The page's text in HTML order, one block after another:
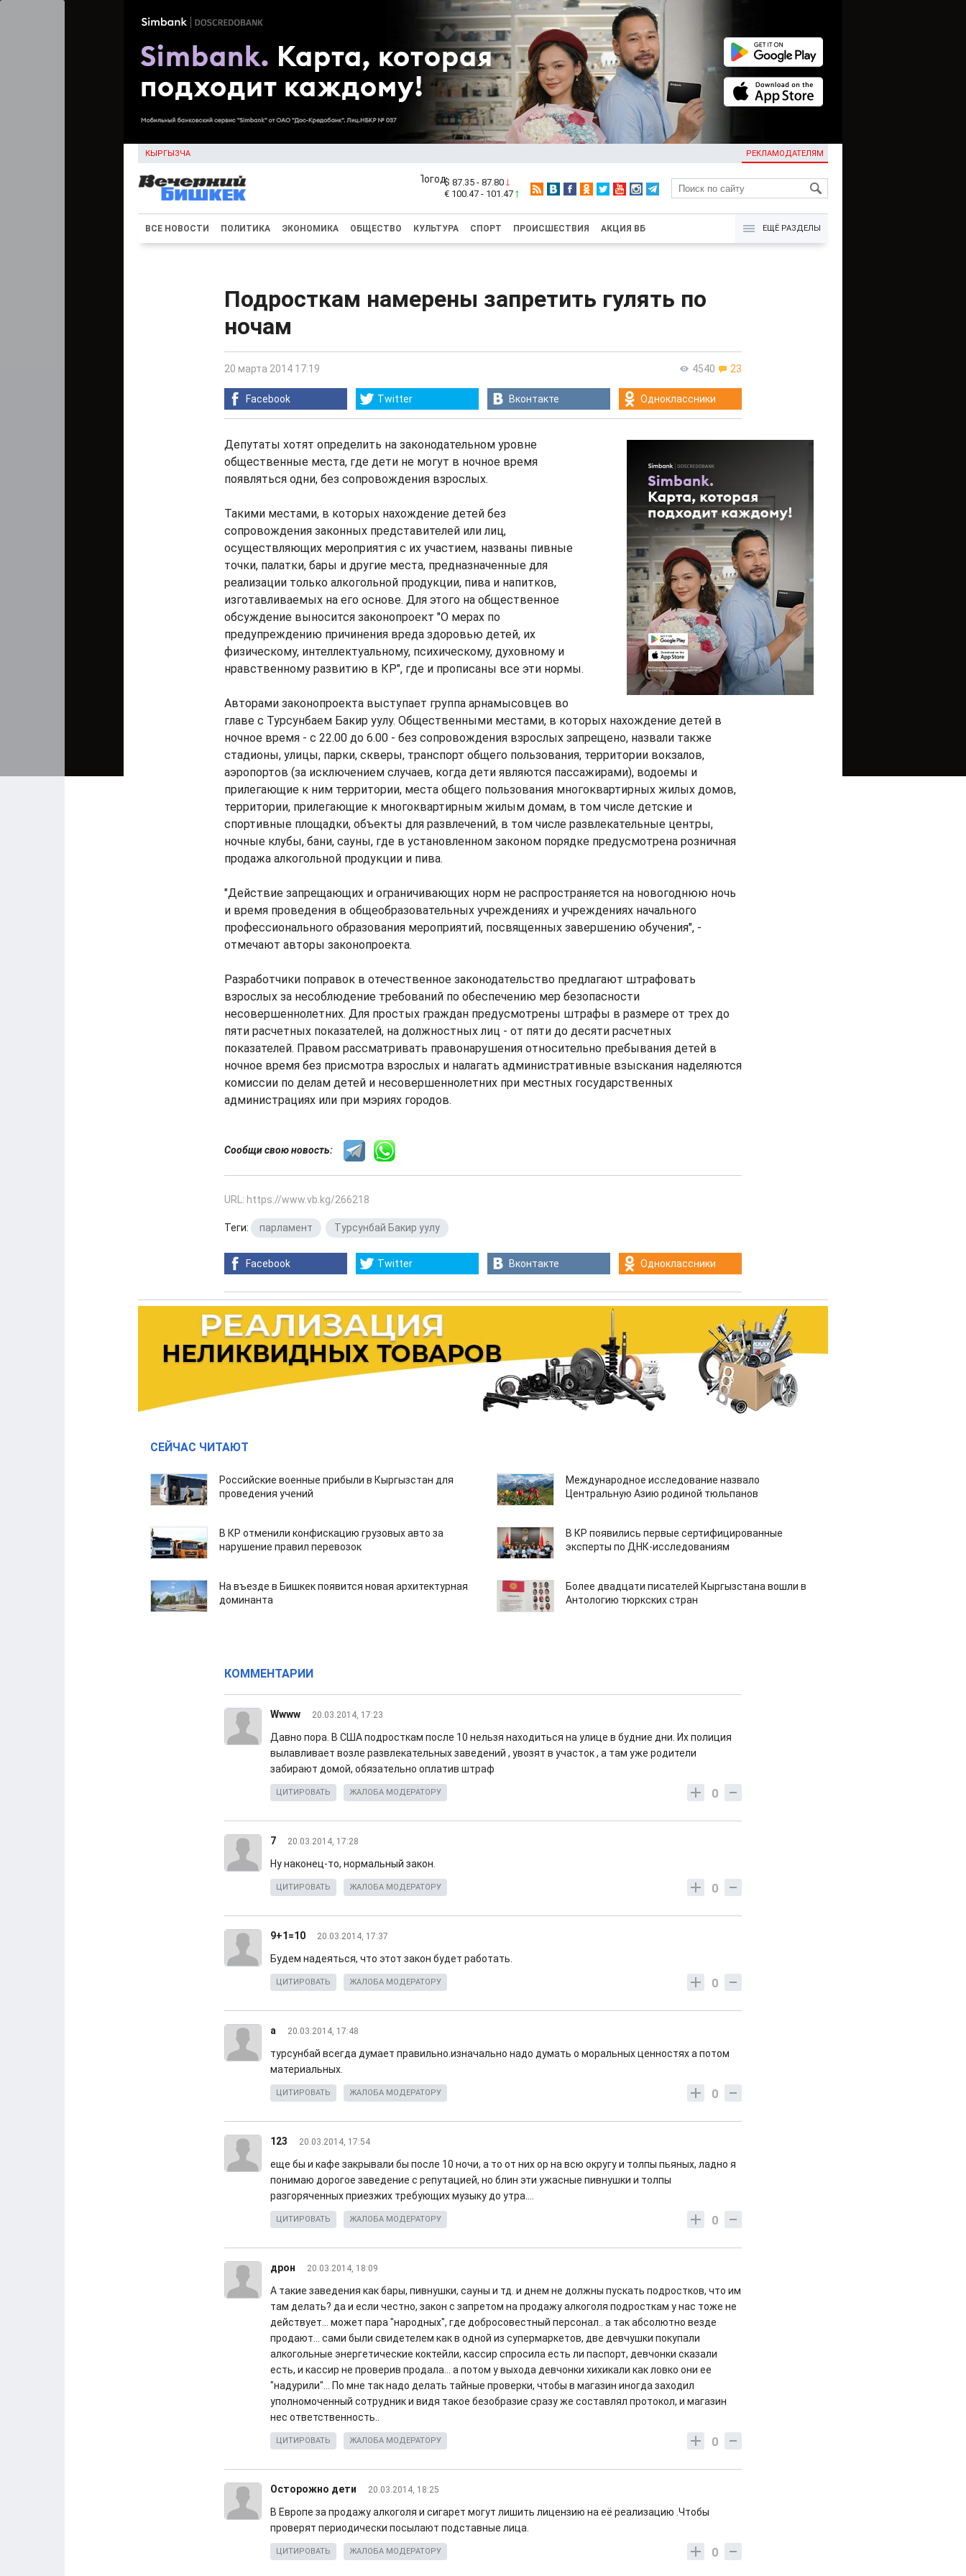
КЫРГЫЗЧА РЕКЛАМОДАТЕЛЯМ
KG
$ 87.35 - 87.80
€ 100.47 - 101.47
ВСЕ НОВОСТИ ПОЛИТИКА ЭКОНОМИКА ОБЩЕСТВО КУЛЬТУРА СПОРТ ПРОИСШЕСТВИЯ АКЦИЯ ВБ ЕЩЁ РАЗДЕЛЫ
Подросткам намерены запретить гулять по
ночам
4540 23
20 марта 2014 17:19
Facebook Twitter Вконтакте Одноклассники
Депутаты хотят определить на законодательном уровне
общественные места, где дети не могут в ночное время
появляться одни, без сопровождения взрослых.
Такими местами, в которых нахождение детей без
сопровождения законных представителей или лиц,
осуществляющих мероприятия с их участием, названы пивные
точки, палатки, бары и другие места, предназначенные для
реализации только алкогольной продукции, пива и напитков,
изготавливаемых на его основе. Для этого на общественное
обсуждение выносится законопроект "О мерах по
предупреждению причинения вреда здоровью детей, их
физическому, интеллектуальному, психическому, духовному и
нравственному развитию в КР", где и прописаны все эти нормы.
Авторами законопроекта выступает группа арнамысовцев во
главе с Турсунбаем Бакир уулу. Общественными местами, в которых нахождение детей в
ночное время - с 22.00 до 6.00 - без сопровождения взрослых запрещено, назвали также
стадионы, улицы, парки, скверы, транспорт общего пользования, территории вокзалов,
аэропортов (за исключением случаев, когда дети являются пассажирами), водоемы и
прилегающие к ним территории, места общего пользования многоквартирных жилых домов,
территории, прилегающие к многоквартирным жилым домам, в том числе детские и
спортивные площадки, объекты для развлечений, в том числе развлекательные центры,
ночные клубы, бани, сауны, где в установленном законом порядке предусмотрена розничная
продажа алкогольной продукции и пива.
"Действие запрещающих и ограничивающих норм не распространяется на новогоднюю ночь
и время проведения в общеобразовательных учреждениях и учреждениях начального
профессионального образования мероприятий, посвященных завершению обучения", -
отмечают авторы законопроекта.
Разработчики поправок в отечественное законодательство предлагают штрафовать
взрослых за несоблюдение требований по обеспечению мер безопасности
несовершеннолетних. Для простых граждан предусмотрены штрафы в размере от трех до
пяти расчетных показателей, на должностных лиц - от пяти до десяти расчетных
показателей. Правом рассматривать правонарушения относительно пребывания детей в
ночное время без присмотра взрослых и налагать административные взыскания наделяются
комиссии по делам детей и несовершеннолетних при местных государственных
администрациях или при мэриях городов.
Сообщи свою новость:
URL: https://www.vb.kg/266218
Теги: парламент Турсунбай Бакир уулу
Facebook Twitter Вконтакте Одноклассники
СЕЙЧАС ЧИТАЮТ
Российские военные прибыли в Кыргызстан для
проведения учений
Международное исследование назвало
Центральную Азию родиной тюльпанов
В КР отменили конфискацию грузовых авто за
нарушение правил перевозок
В КР появились первые сертифицированные
эксперты по ДНК-исследованиям
На въезде в Бишкек появится новая архитектурная
доминанта
Более двадцати писателей Кыргызстана вошли в
Антологию тюркских стран
КОММЕНТАРИИ
Wwww 20.03.2014, 17:23
Давно пора. В США подросткам после 10 нельзя находиться на улице в будние дни. Их полиция
вылавливает возле развлекательных заведений , увозят в участок , а там уже родители
забирают домой, обязательно оплатив штраф
0
ЦИТИРОВАТЬ ЖАЛОБА МОДЕРАТОРУ
7 20.03.2014, 17:28
Ну наконец-то, нормальный закон.
0
ЦИТИРОВАТЬ ЖАЛОБА МОДЕРАТОРУ
9+1=10 20.03.2014, 17:37
Будем надеяться, что этот закон будет работать.
0
ЦИТИРОВАТЬ ЖАЛОБА МОДЕРАТОРУ
а 20.03.2014, 17:48
турсунбай всегда думает правильно.изначально надо думать о моральных ценностях а потом
материальных.
0
ЦИТИРОВАТЬ ЖАЛОБА МОДЕРАТОРУ
123 20.03.2014, 17:54
еще бы и кафе закрывали бы после 10 ночи, а то от них ор на всю округу и толпы пьяных, ладно я
понимаю дорогое заведение с репутацией, но блин эти ужасные пивнушки и толпы
разгоряченных приезжих требующих музыку до утра....
0
ЦИТИРОВАТЬ ЖАЛОБА МОДЕРАТОРУ
дрон 20.03.2014, 18:09
А такие заведения как бары, пивнушки, сауны и тд. и днем не должны пускать подростков, что им
там делать? да и если честно, закон с запретом на продажу алкоголя подросткам у нас тоже не
действует... может пара "народных", где добросовестный персонал.. а так абсолютно везде
продают... сами были свидетелем как в одной из супермаркетов, две девчушки покупали
алкогольные энергетические коктейли, кассир спросила есть ли паспорт, девчонки сказали
есть, и кассир не проверив продала... а потом у выхода девчонки хихикали как ловко они ее
"надурили"... По мне так надо делать тайные проверки, чтобы в магазин иногда заходил
уполномоченный сотрудник и видя такое безобразие сразу же составлял протокол, и магазин
нес ответственность..
0
ЦИТИРОВАТЬ ЖАЛОБА МОДЕРАТОРУ
Осторожно дети 20.03.2014, 18:25
В Европе за продажу алкоголя и сигарет могут лишить лицензию на её реализацию .Чтобы
проверят периодически посылают подставные лица.
0
ЦИТИРОВАТЬ ЖАЛОБА МОДЕРАТОРУ